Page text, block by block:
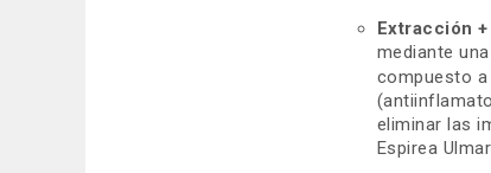
Extracción
mediante
compuesto a
eliminar las
Espirea